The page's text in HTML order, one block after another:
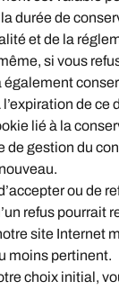
durée de
et de la
si vous
également
de ce
lié à la
de gestion du
ou de
refus pourrait
site Internet
moins pertinent.
choix initial,